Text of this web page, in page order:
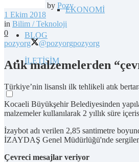
EKONOMİ
BLOG
İLETİŞİM
by Pozy
1 Ekim 2018
in Bilim / Teknoloji
0
pozyorg
@pozyorgpozyorg
Atık malzemelerden
Türkiye’nin lisanslı ilk tehlikeli atık
Kocaeli Büyükşehir Belediyesinden
malzemeler kullanılarak 2 yıllık süre
İzaybot adı verilen 2,85 santimetre
İZAYDAŞ Genel Müdürlüğü'nde
Çevreci mesajlar veriyor